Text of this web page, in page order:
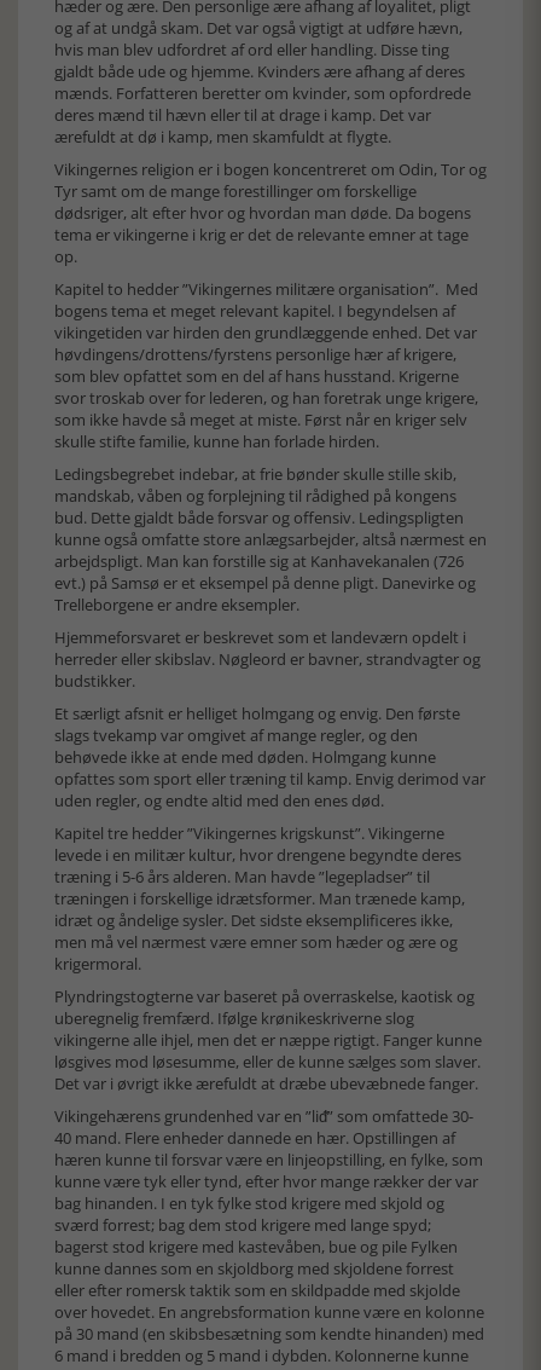
hæder og ære. Den personlige ære afhang af loyalitet, pligt
og af at undgå skam. Det var også vigtigt at udføre hævn,
hvis man blev udfordret af ord eller handling. Disse ting
gjaldt både ude og hjemme. Kvinders ære afhang af deres
mænds. Forfatteren beretter om kvinder, som opfordrede
deres mænd til hævn eller til at drage i kamp. Det var
ærefuldt at dø i kamp, men skamfuldt at flygte.
Vikingernes religion er i bogen koncentreret om Odin, Tor og
Tyr samt om de mange forestillinger om forskellige
dødsriger, alt efter hvor og hvordan man døde. Da bogens
tema er vikingerne i krig er det de relevante emner at tage
op.
Kapitel to hedder ”Vikingernes militære organisation”. Med
bogens tema et meget relevant kapitel. I begyndelsen af
vikingetiden var hirden den grundlæggende enhed. Det var
høvdingens/drottens/fyrstens personlige hær af krigere,
som blev opfattet som en del af hans husstand. Krigerne
svor troskab over for lederen, og han foretrak unge krigere,
som ikke havde så meget at miste. Først når en kriger selv
skulle stifte familie, kunne han forlade hirden.
Ledingsbegrebet indebar, at frie bønder skulle stille skib,
mandskab, våben og forplejning til rådighed på kongens
bud. Dette gjaldt både forsvar og offensiv. Ledingspligten
kunne også omfatte store anlægsarbejder, altså nærmest en
arbejdspligt. Man kan forstille sig at Kanhavekanalen (726
evt.) på Samsø er et eksempel på denne pligt. Danevirke og
Trelleborgene er andre eksempler.
Hjemmeforsvaret er beskrevet som et landeværn opdelt i
herreder eller skibslav. Nøgleord er bavner, strandvagter og
budstikker.
Et særligt afsnit er helliget holmgang og envig. Den første
slags tvekamp var omgivet af mange regler, og den
behøvede ikke at ende med døden. Holmgang kunne
opfattes som sport eller træning til kamp. Envig derimod var
uden regler, og endte altid med den enes død.
Kapitel tre hedder ”Vikingernes krigskunst”. Vikingerne
levede i en militær kultur, hvor drengene begyndte deres
træning i 5-6 års alderen. Man havde ”legepladser” til
træningen i forskellige idrætsformer. Man trænede kamp,
idræt og åndelige sysler. Det sidste eksemplificeres ikke,
men må vel nærmest være emner som hæder og ære og
krigermoral.
Plyndringstogterne var baseret på overraskelse, kaotisk og
uberegnelig fremfærd. Ifølge krønikeskriverne slog
vikingerne alle ihjel, men det er næppe rigtigt. Fanger kunne
løsgives mod løsesumme, eller de kunne sælges som slaver.
Det var i øvrigt ikke ærefuldt at dræbe ubevæbnede fanger.
Vikingehærens grundenhed var en ”liᵭ” som omfattede 30-
40 mand. Flere enheder dannede en hær. Opstillingen af
hæren kunne til forsvar være en linjeopstilling, en fylke, som
kunne være tyk eller tynd, efter hvor mange rækker der var
bag hinanden. I en tyk fylke stod krigere med skjold og
sværd forrest; bag dem stod krigere med lange spyd;
bagerst stod krigere med kastevåben, bue og pile Fylken
kunne dannes som en skjoldborg med skjoldene forrest
eller efter romersk taktik som en skildpadde med skjolde
over hovedet. En angrebsformation kunne være en kolonne
på 30 mand (en skibsbesætning som kendte hinanden) med
6 mand i bredden og 5 mand i dybden. Kolonnerne kunne